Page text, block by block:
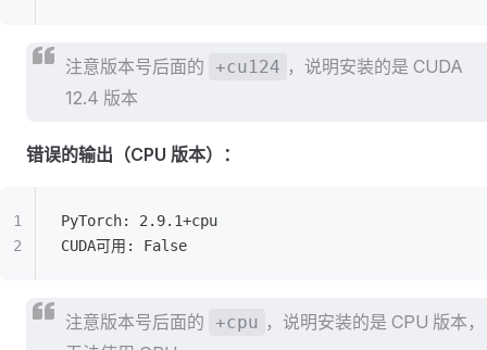
注意版本号后面的 +cu124 ，说明安装的是 CUDA
12.4 版本
错误的输出（CPU 版本）：
PyTorch: 2.9.1+cpu
CUDA可用: False
注意版本号后面的 +cpu ，说明安装的是 CPU 版本，